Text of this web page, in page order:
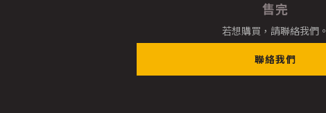
售完
若想購買，請聯絡我們。
聯絡我們